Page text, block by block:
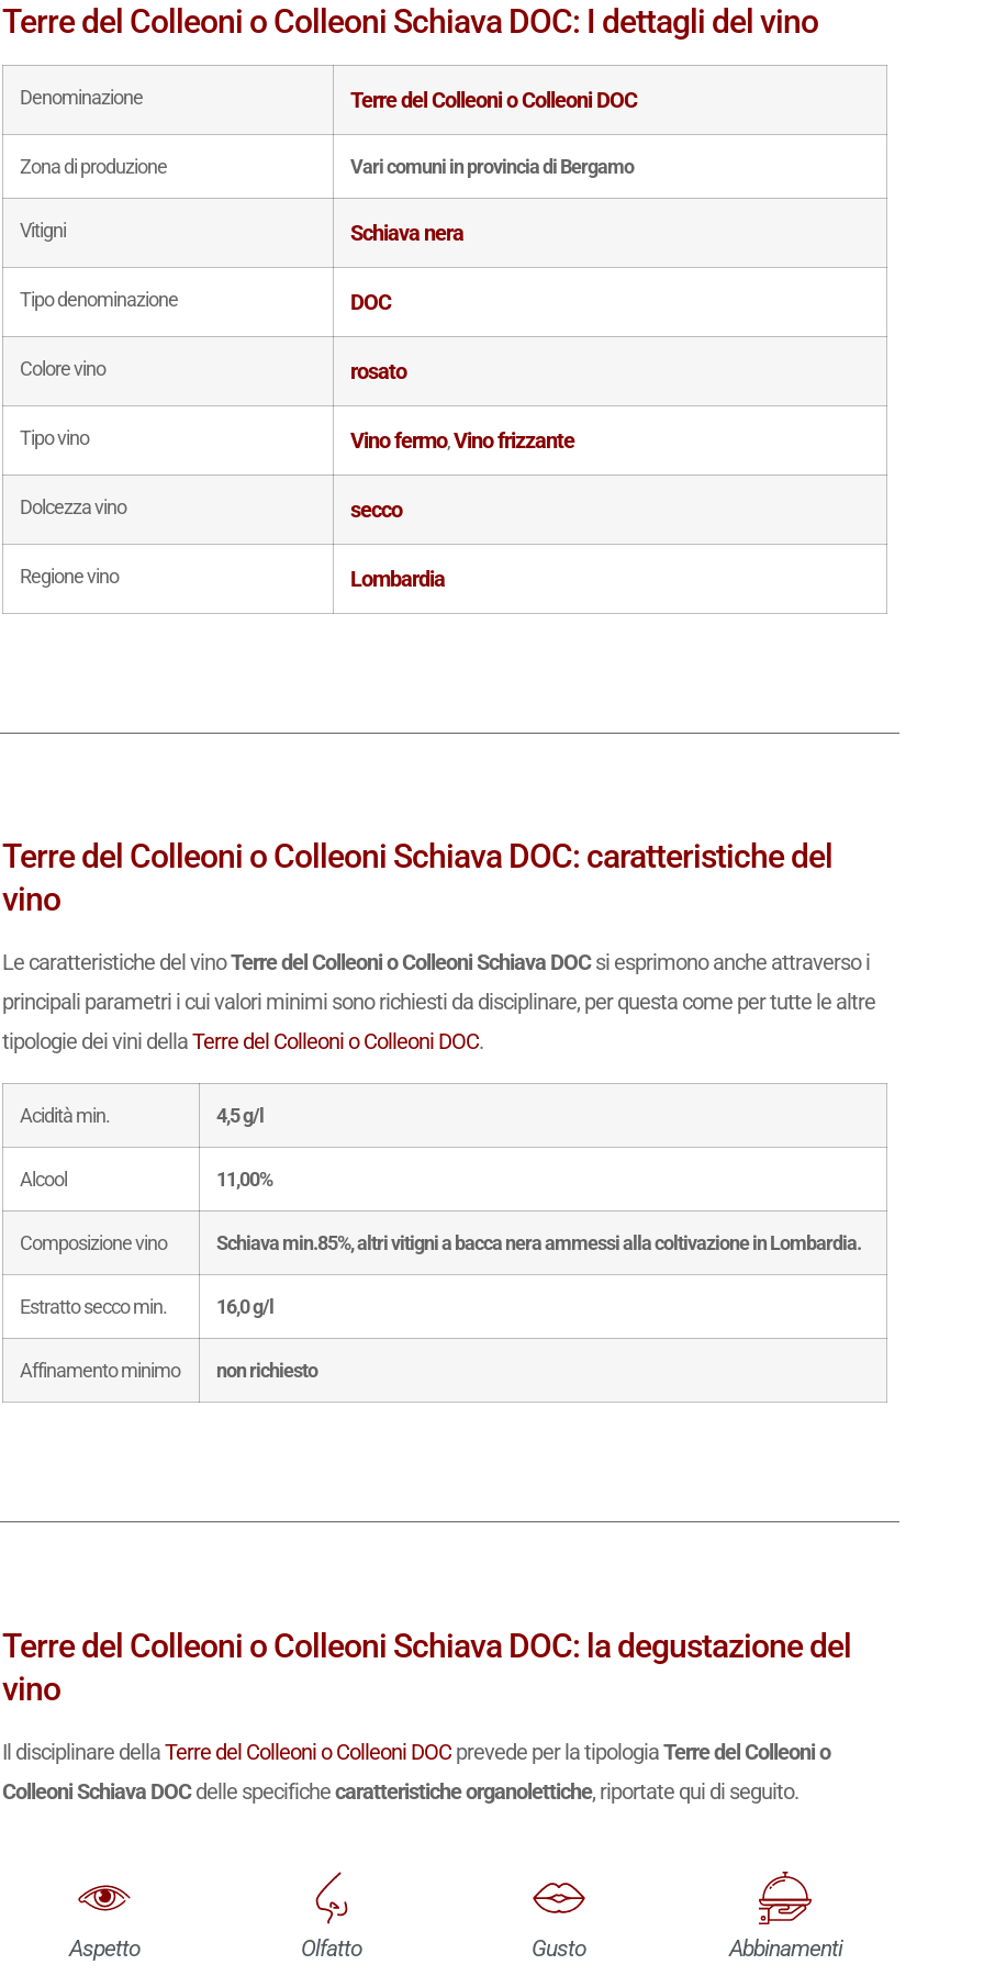
Terre del Colleoni o Colleoni Schiava DOC: I dettagli del vino
Denominazione Terre del Colleoni o Colleoni DOC
Zona di produzione Vari comuni in provincia di Bergamo
Vitigni Schiava nera
Tipo denominazione DOC
Colore vino rosato
Tipo vino Vino fermo,Vino frizzante
Dolcezza vino secco
Regione vino Lombardia
Terre del Colleoni o Colleoni Schiava DOC: caratteristiche del
vino
Le caratteristiche del vinoTerre del Colleoni o Colleoni Schiava DOCsi esprimono anche attraverso i
principali parametri i cui valori minimi sono richiesti da disciplinare, per questa come per tutte le altre
tipologie dei vini dellaTerre del Colleoni o Colleoni DOC.
Acidità min. 4,5 g/l
Alcool 11,00%
Composizione vino Schiava min.85%, altri vitigni a bacca nera ammessi alla coltivazione in Lombardia.
Estratto secco min. 16,0 g/l
Affinamento minimo non richiesto
Terre del Colleoni o Colleoni Schiava DOC: la degustazione del
vino
Il disciplinare dellaTerre del Colleoni o Colleoni DOC prevede per la tipologiaTerre del Colleoni o
Colleoni Schiava DOCdelle specifichecaratteristiche organolettiche, riportate qui di seguito.
Aspetto Olfatto Gusto Abbinamenti